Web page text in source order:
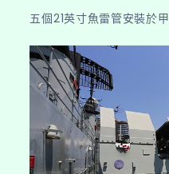
五個21英寸魚雷管安裝於